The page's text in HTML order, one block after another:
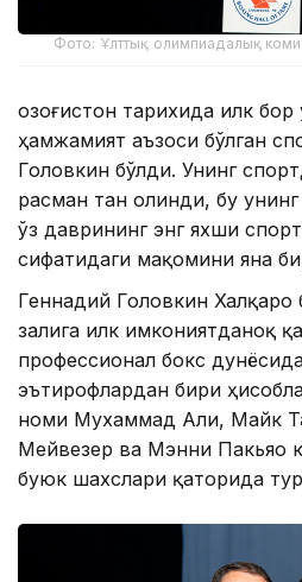
Фото: Ұлттық олимпиадалық
Қозоғистон тарихида илк
ҳамжамият аъзоси бўлган
Головкин бўлди. Унинг
расман тан олинди, бу
ўз даврининг энг яхши
сифатидаги мақомини яна
Геннадий Головкин
залига илк имкониятданоқ
профессионал бокс
эътирофлардан бири
номи Мухаммад Али, Майк
Мейвезер ва Мэнни Пакьяо
буюк шахслари қаторида